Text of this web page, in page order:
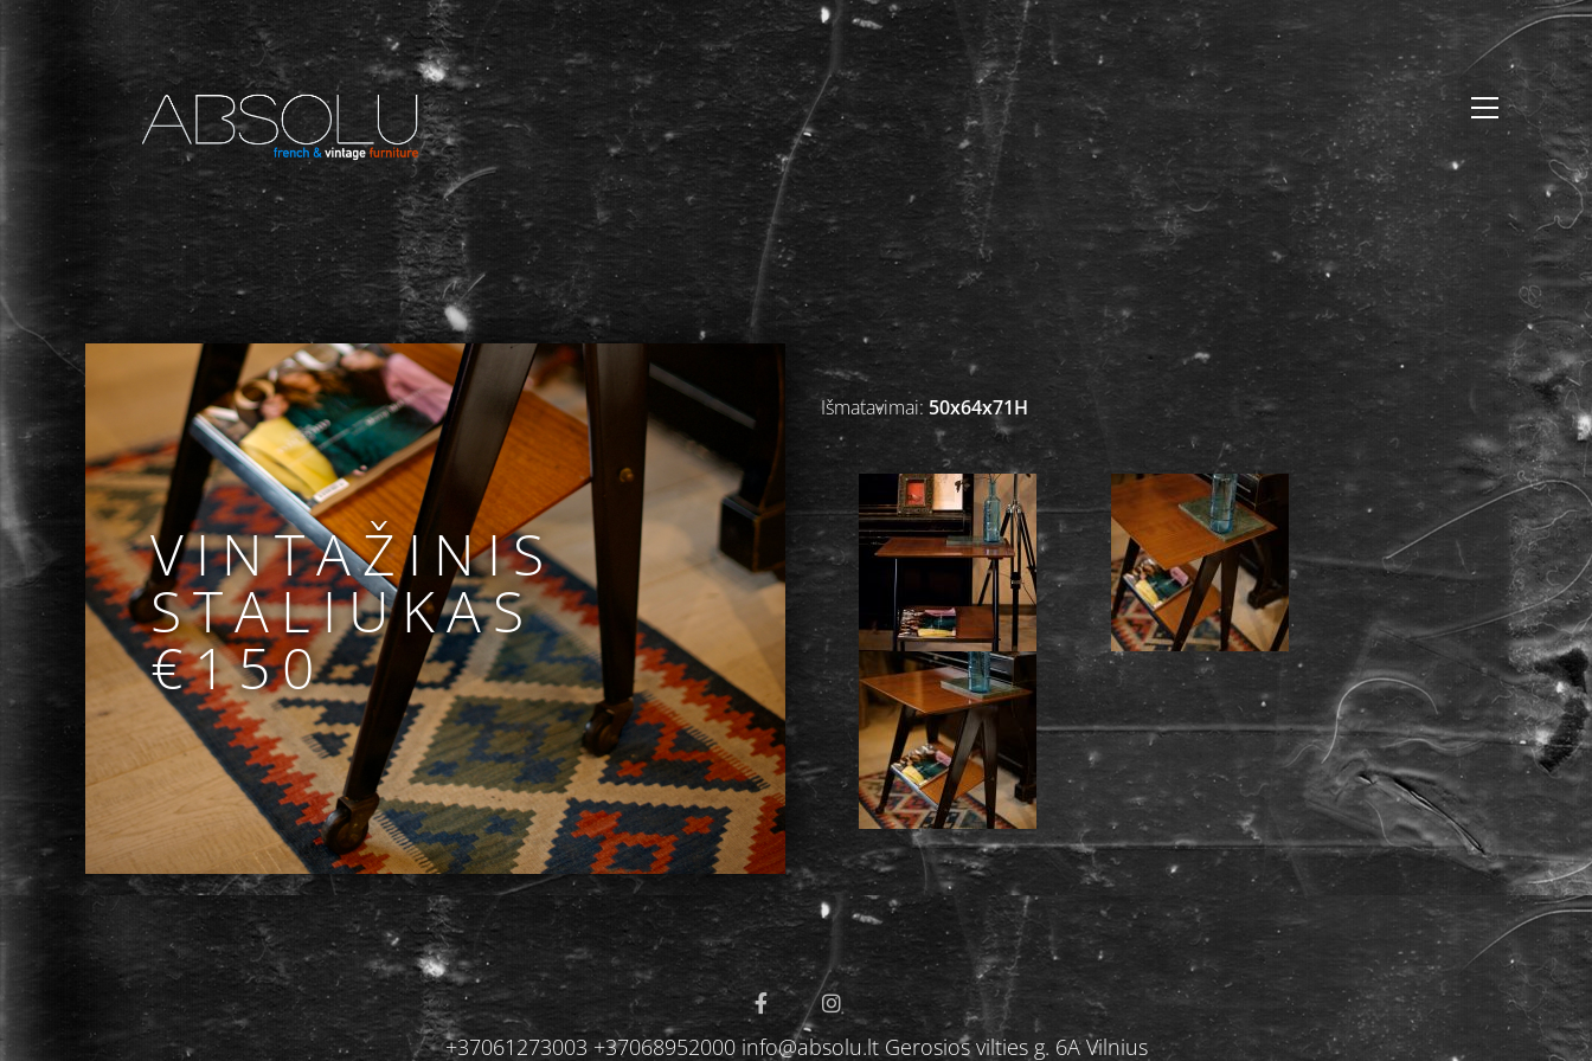
VINTAŽINIS
STALIUKAS
€150
Išmatavimai: 50x64x71H
+37061273003 +37068952000 info@absolu.lt Gerosios vilties g. 6A Vilnius